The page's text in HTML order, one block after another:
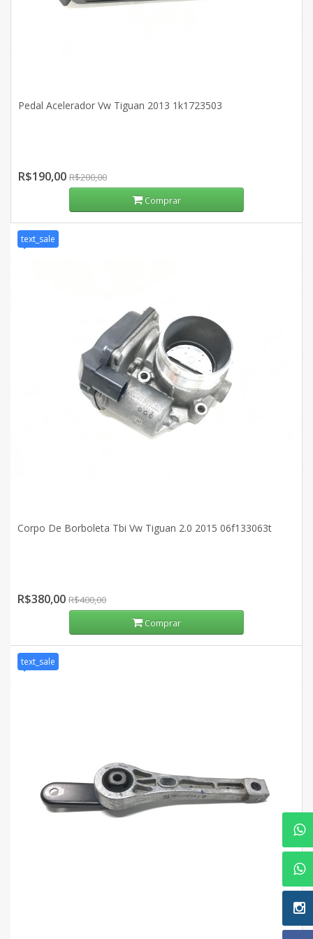
Pedal Acelerador Vw Tiguan 2013 1k1723503
R$190,00 R$200,00
Comprar
text_sale
Corpo De Borboleta Tbi Vw Tiguan 2.0 2015 06f133063t
R$380,00 R$400,00
Comprar
text_sale